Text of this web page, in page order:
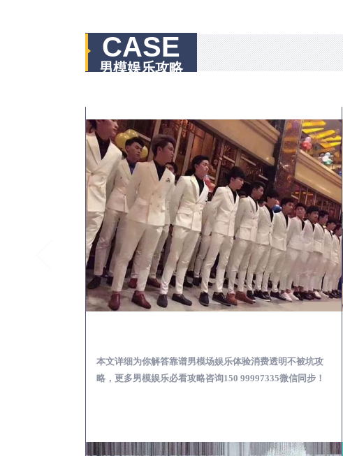
CASE
男模娱乐攻略
本文详细为你解答靠谱男模场娱乐体验消费透明不被坑攻
略，更多男模娱乐必看攻略咨询150 99997335微信同步！